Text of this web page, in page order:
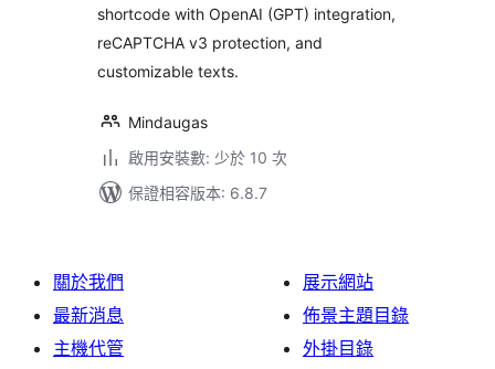
shortcode with OpenAI (GPT) integration,
reCAPTCHA v3 protection, and
customizable texts.
Mindaugas
啟用安裝數: 少於 10 次
保證相容版本: 6.8.7
關於我們
最新消息
主機代管
展示網站
佈景主題目錄
外掛目錄